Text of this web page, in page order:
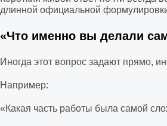
длинной официальной
«Что именно вы делали
Иногда этот вопрос задают прямо,
Например:
«Какая часть работы была самой